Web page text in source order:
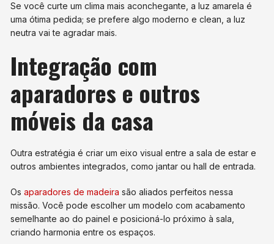
Se você curte um clima mais aconchegante, a luz amarela é
uma ótima pedida; se prefere algo moderno e clean, a luz
neutra vai te agradar mais.
Integração com
aparadores e outros
móveis da casa
Outra estratégia é criar um eixo visual entre a sala de estar e
outros ambientes integrados, como jantar ou hall de entrada.
Osaparadores de madeira são aliados perfeitos nessa
missão. Você pode escolher um modelo com acabamento
semelhante ao do painel e posicioná-lo próximo à sala,
criando harmonia entre os espaços.